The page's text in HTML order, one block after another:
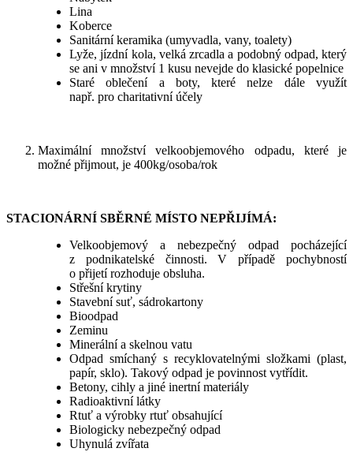
Lina
Koberce
Sanitární keramika (umyvadla, vany, toalety)
Lyže, jízdní kola, velká zrcadla a podobný odpad, který
se ani v množství 1 kusu nevejde do klasické popelnice
Staré oblečení a boty, které nelze dále využít
např. pro charitativní účely
Maximální množství velkoobjemového odpadu, které je
možné přijmout, je 400kg/osoba/rok
STACIONÁRNÍ SBĚRNÉ MÍSTO NEPŘIJÍMÁ:
Velkoobjemový a nebezpečný odpad pocházející
z podnikatelské činnosti. V případě pochybností
o přijetí rozhoduje obsluha.
Střešní krytiny
Stavební suť, sádrokartony
Bioodpad
Zeminu
Minerální a skelnou vatu
Odpad smíchaný s recyklovatelnými složkami (plast,
papír, sklo). Takový odpad je povinnost vytřídit.
Betony, cihly a jiné inertní materiály
Radioaktivní látky
Rtuť a výrobky rtuť obsahující
Biologicky nebezpečný odpad
Uhynulá zvířata